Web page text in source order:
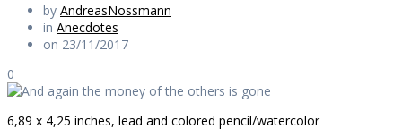
by AndreasNossmann
in Anecdotes
on 23/11/2017
0
6,89 x 4,25 inches, lead and colored pencil/watercolor